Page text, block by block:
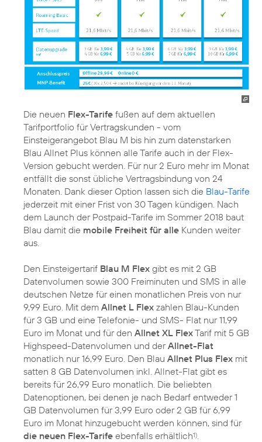
Die neuen Flex-Tarife fußen auf dem aktuellen
Tarifportfolio für Vertragskunden - vom
Einsteigerangebot Blau M bis hin zum datenstarken
Blau Allnet Plus können alle Tarife auch in der Flex-
Version gebucht werden. Für nur 2 Euro mehr im Monat
entfällt die sonst übliche Vertragsbindung von 24
Monaten. Dank dieser Option lassen sich die Blau-Tarife
jederzeit mit einer Frist von 30 Tagen kündigen. Nach
dem Launch der Postpaid-Tarife im Sommer 2018 baut
Blau damit die mobile Freiheit für alle Kunden weiter
aus.
Den Einsteigertarif Blau M Flex gibt es mit 2 GB
Datenvolumen sowie 300 Freiminuten und SMS in alle
deutschen Netze für einen monatlichen Preis von nur
9,99 Euro. Mit dem Allnet L Flex zahlen Blau-Kunden
für 3 GB und eine Telefonie- und SMS- Flat nur 11,99
Euro im Monat und für den Allnet XL FlexTarif mit 5 GB
Highspeed-Datenvolumen und derAllnet-Flat
monatlich nur 16,99 Euro. Den Blau Allnet Plus Flex mit
satten 8 GB Datenvolumen inkl. Allnet-Flat gibt es
bereits für 26,99 Euro monatlich. Die beliebten
Datenoptionen, bei denen je nach Bedarf entweder 1
GB Datenvolumen für 3,99 Euro oder 2 GB für 6,99
Euro im Monat hinzugebucht werden können, sind für
die neuen Flex-Tarife ebenfalls erhältlich1)